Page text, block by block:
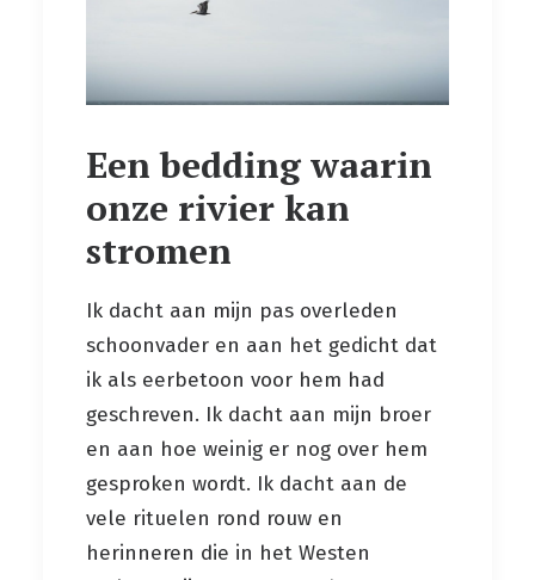
Een bedding waarin
onze rivier kan
stromen
Ik dacht aan mijn pas overleden
schoonvader en aan het gedicht dat
ik als eerbetoon voor hem had
geschreven. Ik dacht aan mijn broer
en aan hoe weinig er nog over hem
gesproken wordt. Ik dacht aan de
vele rituelen rond rouw en
herinneren die in het Westen